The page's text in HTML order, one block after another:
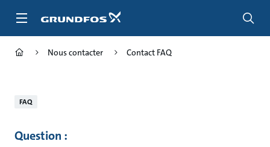
Nous contacter Contact FAQ
FAQ
Question :